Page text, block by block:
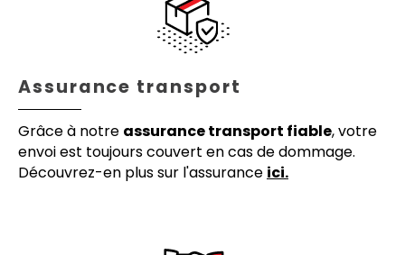
Assurance transport
Grâce à notre assurance transport fiable, votre
envoi est toujours couvert en cas de dommage.
Découvrez-en plus sur l'assurance ici.